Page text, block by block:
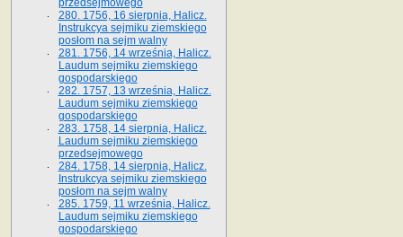
przedsejmowego
280. 1756, 16 sierpnia, Halicz.
Instrukcya sejmiku ziemskiego
posłom na sejm walny
281. 1756, 14 września, Halicz.
Laudum sejmiku ziemskiego
gospodarskiego
282. 1757, 13 września, Halicz.
Laudum sejmiku ziemskiego
gospodarskiego
283. 1758, 14 sierpnia, Halicz.
Laudum sejmiku ziemskiego
przedsejmowego
284. 1758, 14 sierpnia, Halicz.
Instrukcya sejmiku ziemskiego
posłom na sejm walny
285. 1759, 11 września, Halicz.
Laudum sejmiku ziemskiego
gospodarskiego